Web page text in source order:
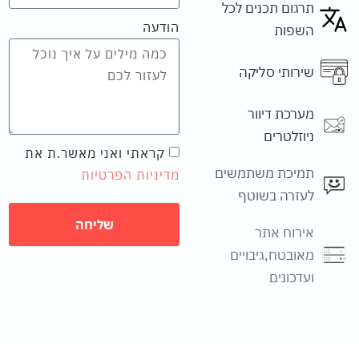
תרגום תכנים לכל
השפות
שירותי סליקה
מערכת דיוור
ניוזלטרים
תמיכת משתמשים
לעזרה בשוטף
אירוח אתר
מאובטח,גיבויים
ועדכונים
הודעה
קראתי ואני מאשר.ת את
מדיניות הפרטיות
שליחה